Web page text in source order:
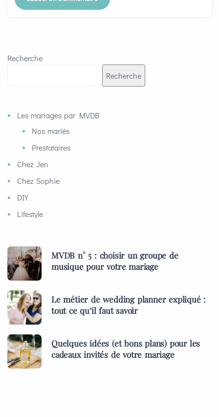
Recherche
Recherche
Les mariages par MVDB
Nos mariés
Prestataires
Chez Jen
Chez Sophie
DIY
Lifestyle
MVDB n° 5 : choisir un groupe de
musique pour votre mariage
Le métier de wedding planner expliqué :
tout ce qu’il faut savoir
Quelques idées (et bons plans) pour les
cadeaux invités de votre mariage